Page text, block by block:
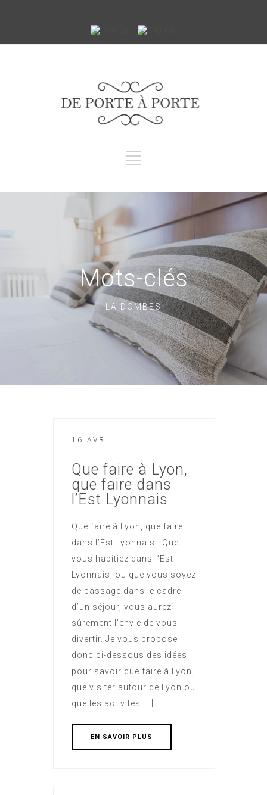
Mots-clés
LA DOMBES
16 AVR
Que faire à Lyon,
que faire dans
l’Est Lyonnais
Que faire à Lyon, que faire
dans l’Est Lyonnais Que
vous habitiez dans l’Est
Lyonnais, ou que vous soyez
de passage dans le cadre
d’un séjour, vous aurez
sûrement l’envie de vous
divertir. Je vous propose
donc ci-dessous des idées
pour savoir que faire à Lyon,
que visiter autour de Lyon ou
quelles activités […]
EN SAVOIR PLUS